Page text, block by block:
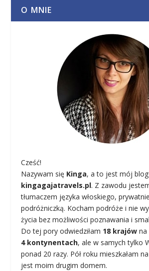
O MNIE
Cześć!
Nazywam się Kinga, a to jest mój blog
kingagajatravels.pl. Z zawodu
tłumaczem języka włoskiego,
podróżniczką. Kocham podróże i nie
życia bez możliwości poznawania i
Do tej pory odwiedziłam 18 krajów na
4 kontynentach, ale w samych tylko
ponad 20 razy. Pół roku mieszkałam
jest moim drugim domem.